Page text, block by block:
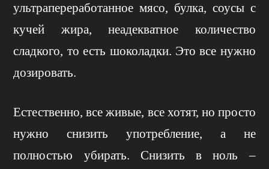
ультрапереработанное мясо, булка, соусы с
кучей жира, неадекватное количество
сладкого, то есть шоколадки. Это все нужно
дозировать.
Естественно, все живые, все хотят, но просто
нужно снизить употребление, а не
полностью убирать. Снизить в ноль –